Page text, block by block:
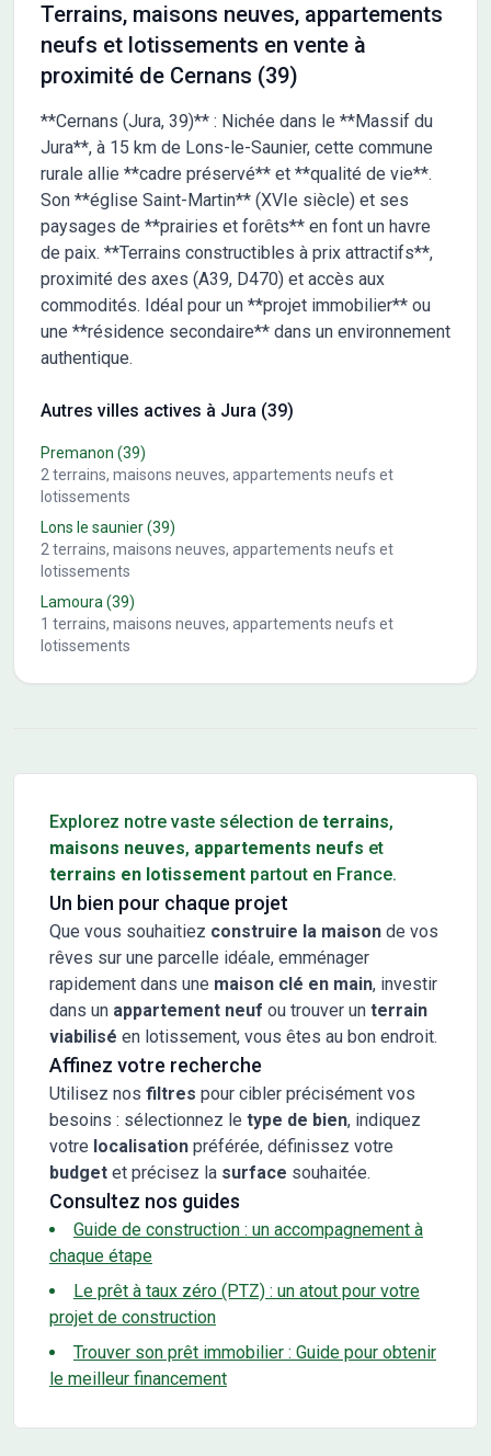
Terrains, maisons neuves, appartements
neufs et lotissements en vente à
proximité de Cernans (39)
**Cernans (Jura, 39)** : Nichée dans le **Massif du
Jura**, à 15 km de Lons-le-Saunier, cette commune
rurale allie **cadre préservé** et **qualité de vie**.
Son **église Saint-Martin** (XVIe siècle) et ses
paysages de **prairies et forêts** en font un havre
de paix. **Terrains constructibles à prix attractifs**,
proximité des axes (A39, D470) et accès aux
commodités. Idéal pour un **projet immobilier** ou
une **résidence secondaire** dans un environnement
authentique.
Autres villes actives à Jura (39)
Premanon (39)
2terrains, maisons neuves, appartements neufs et
lotissements
Lons le saunier(39)
2terrains, maisons neuves, appartements neufs et
lotissements
Lamoura(39)
1 terrains, maisons neuves, appartements neufs et
lotissements
Explorez notre vaste sélection de terrains,
maisons neuves, appartements neufs et
terrains en lotissement partout en France.
Un bien pour chaque projet
Que vous souhaitiez construire la maison de vos
rêves sur une parcelle idéale, emménager
rapidement dans une maison clé en main, investir
dans un appartement neuf ou trouver un terrain
viabilisé en lotissement, vous êtes au bon endroit.
Affinez votre recherche
Utilisez nos filtres pour cibler précisément vos
besoins : sélectionnez le type de bien, indiquez
votre localisation préférée, définissez votre
budget et précisez la surface souhaitée.
Consultez nos guides
Guide de construction : un accompagnement à
chaque étape
Le prêt à taux zéro (PTZ) : un atout pour votre
projet de construction
Trouver son prêt immobilier : Guide pour obtenir
le meilleur financement